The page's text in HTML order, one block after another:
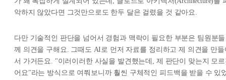
악하지 않았다면 그것만으로도 한두 달은 걸렸을 것 같아요.
다만 기술적인 판단을 넘어서 경험과 맥락이 필요한 부분은 팀원분들
께 의견을 구해요. 그때도 AI로 먼저 자료를 정리하고 제 의견을 만들
서 가거든요. "이러이러한 사실을 발견했는데, 제 판단이 맞는지 모
어요"라는 방식으로 여쭤보니까 훨씬 구체적인 피드백을 받을 수 있